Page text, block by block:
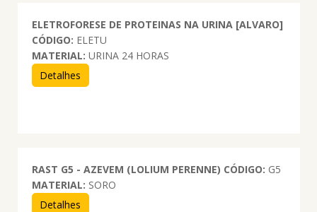
ELETROFORESE DE PROTEINAS NA URINA [ALVARO]
CÓDIGO: ELETU
MATERIAL: URINA 24 HORAS
Detalhes
RAST G5 - AZEVEM (LOLIUM PERENNE) CÓDIGO: G5
MATERIAL: SORO
Detalhes